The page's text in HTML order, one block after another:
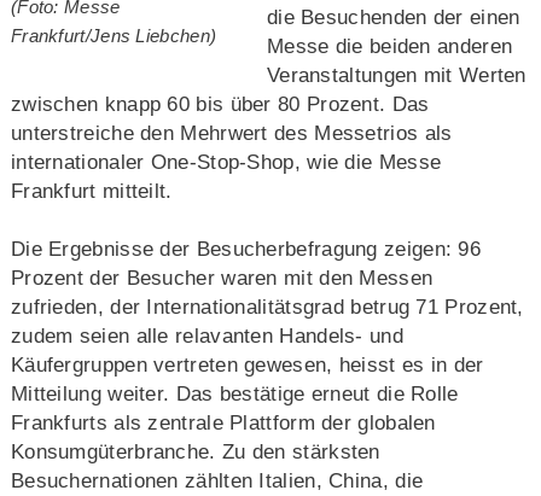
(Foto: Messe
Frankfurt/Jens Liebchen)
die Besuchenden der einen
Messe die beiden anderen
Veranstaltungen mit Werten
zwischen knapp 60 bis über 80 Prozent. Das
unterstreiche den Mehrwert des Messetrios als
internationaler One-Stop-Shop, wie die Messe
Frankfurt mitteilt.
Die Ergebnisse der Besucherbefragung zeigen: 96
Prozent der Besucher waren mit den Messen
zufrieden, der Internationalitätsgrad betrug 71 Prozent,
zudem seien alle relavanten Handels- und
Käufergruppen vertreten gewesen, heisst es in der
Mitteilung weiter. Das bestätige erneut die Rolle
Frankfurts als zentrale Plattform der globalen
Konsumgüterbranche. Zu den stärksten
Besuchernationen zählten Italien, China, die